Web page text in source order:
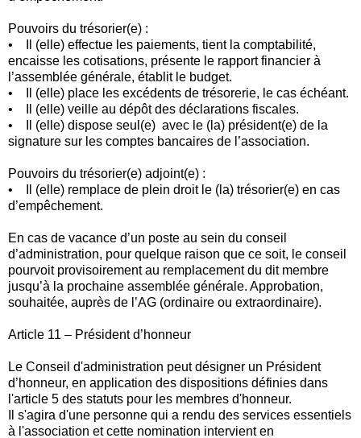
Pouvoirs du trésorier(e) :
• Il (elle) effectue les paiements, tient la comptabilité,
encaisse les cotisations, présente le rapport financier à
l’assemblée générale, établit le budget.
• Il (elle) place les excédents de trésorerie, le cas échéant.
• Il (elle) veille au dépôt des déclarations fiscales.
• Il (elle) dispose seul(e) avec le (la) président(e) de la
signature sur les comptes bancaires de l’association.
Pouvoirs du trésorier(e) adjoint(e) :
• Il (elle) remplace de plein droit le (la) trésorier(e) en cas
d’empêchement.
En cas de vacance d’un poste au sein du conseil
d’administration, pour quelque raison que ce soit, le conseil
pourvoit provisoirement au remplacement du dit membre
jusqu’à la prochaine assemblée générale. Approbation,
souhaitée, auprès de l’AG (ordinaire ou extraordinaire).
Article 11 – Président d’honneur
Le Conseil d'administration peut désigner un Président
d’honneur, en application des dispositions définies dans
l'article 5 des statuts pour les membres d'honneur.
Il s'agira d'une personne qui a rendu des services essentiels
à l'association et cette nomination intervient en